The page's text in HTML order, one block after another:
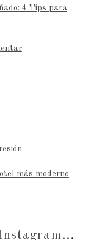
4 Tips para
más moderno
...